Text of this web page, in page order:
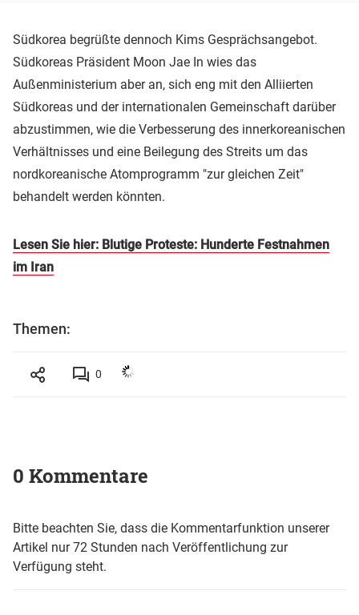
Südkorea begrüßte dennoch Kims Gesprächsangebot.
Südkoreas Präsident Moon Jae In wies das
Außenministerium aber an, sich eng mit den Alliierten
Südkoreas und der internationalen Gemeinschaft darüber
abzustimmen, wie die Verbesserung des innerkoreanischen
Verhältnisses und eine Beilegung des Streits um das
nordkoreanische Atomprogramm "zur gleichen Zeit"
behandelt werden könnten.
Lesen Sie hier: Blutige Proteste: Hunderte Festnahmen
im Iran
Themen:
0
0 Kommentare
Bitte beachten Sie, dass die Kommentarfunktion unserer
Artikel nur 72 Stunden nach Veröffentlichung zur
Verfügung steht.